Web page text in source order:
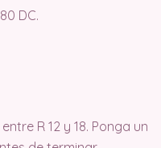
DC.
R 12 y 18. Ponga un